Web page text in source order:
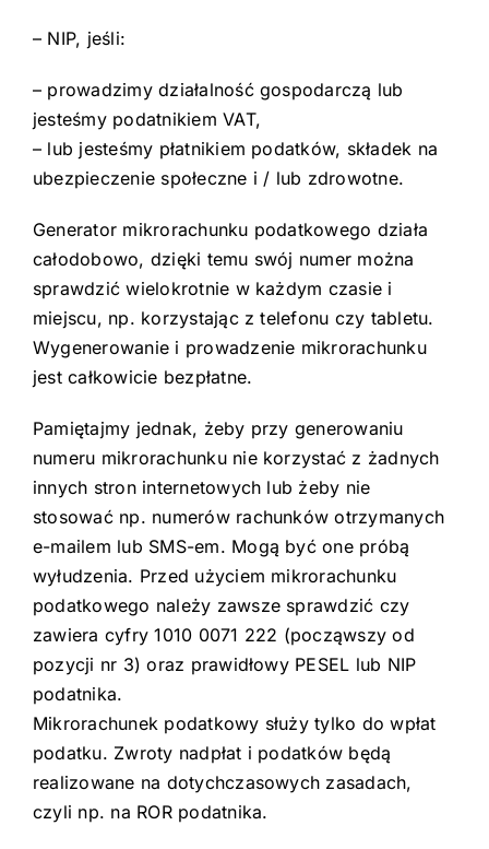
– NIP, jeśli:
– prowadzimy działalność gospodarczą lub
jesteśmy podatnikiem VAT,
– lub jesteśmy płatnikiem podatków, składek na
ubezpieczenie społeczne i / lub zdrowotne.
Generator mikrorachunku podatkowego działa
całodobowo, dzięki temu swój numer można
sprawdzić wielokrotnie w każdym czasie i
miejscu, np. korzystając z telefonu czy tabletu.
Wygenerowanie i prowadzenie mikrorachunku
jest całkowicie bezpłatne.
Pamiętajmy jednak, żeby przy generowaniu
numeru mikrorachunku nie korzystać z żadnych
innych stron internetowych lub żeby nie
stosować np. numerów rachunków otrzymanych
e-mailem lub SMS-em. Mogą być one próbą
wyłudzenia. Przed użyciem mikrorachunku
podatkowego należy zawsze sprawdzić czy
zawiera cyfry 1010 0071 222 (począwszy od
pozycji nr 3) oraz prawidłowy PESEL lub NIP
podatnika.
Mikrorachunek podatkowy służy tylko do wpłat
podatku. Zwroty nadpłat i podatków będą
realizowane na dotychczasowych zasadach,
czyli np. na ROR podatnika.